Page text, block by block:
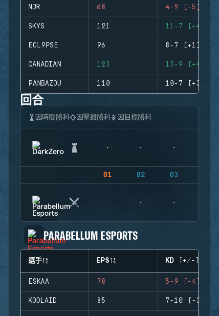
NJR 68 4-9 (-5)
SKYS 121 11-7 (+4)
ECL9PSE 96 8-7 (+1)
CANADIAN 123 13-9 (+4)
PANBAZOU 110 10-7 (+3)
回合
因時間勝利 因擊殺勝利 因目標勝利
01 02 03
PARABELLUM ESPORTS
選手 EPS KD (+/-)
ESKAA 70 5-9 (-4)
KOOLAID 85 7-10 (-3)